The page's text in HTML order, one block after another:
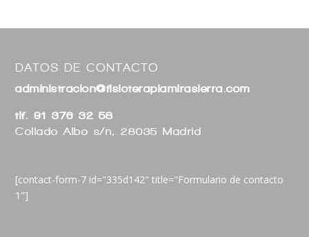
DATOS DE CONTACTO
administracion@fisioterapiamirasierra.com
tlf. 91 376 32 58
Collado Albo s/n, 28035 Madrid
[contact-form-7 id="335d142" title="Formulario de contacto
1"]